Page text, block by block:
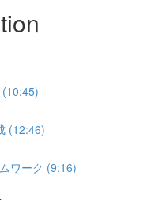
(12:46)
ワーク (9:16)